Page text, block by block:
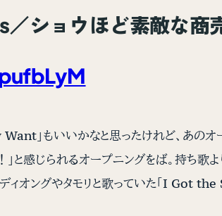
ショウほど素敵な商
」もいいかなと思ったけれど、あのオ
と感じられるオープニングをば。持ち歌
ディオングやタモリと歌っていた「I